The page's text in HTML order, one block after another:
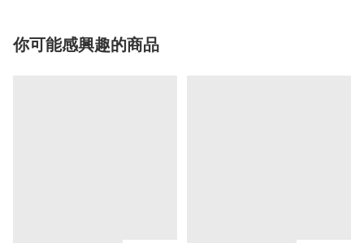
你可能感興趣的商品